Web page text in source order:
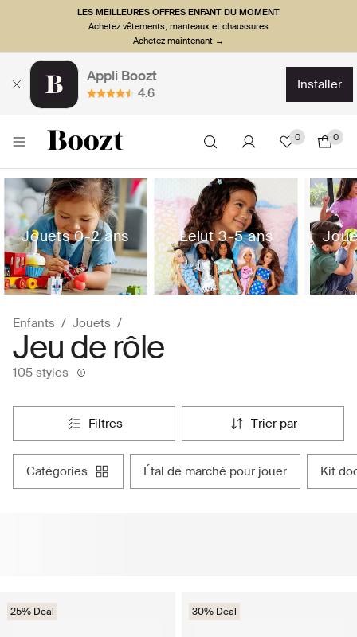
LES MEILLEURES OFFRES ENFANT DU MOMENT
Achetez vêtements, manteaux et chaussures
Achetez maintenant →
Appli Boozt
4.6
installer
0 0
Jouets 0-2 ans Lelut 3-5 ans
Enfants Jouets
Jeu de rôle
105 styles
filtres trier par
catégories étal de marché pour jouer kit
25% Deal 30% Deal